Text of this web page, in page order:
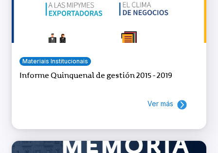
Materiais Institucionais
Informe Quinquenal de gestión 2015 - 2019
Ver más